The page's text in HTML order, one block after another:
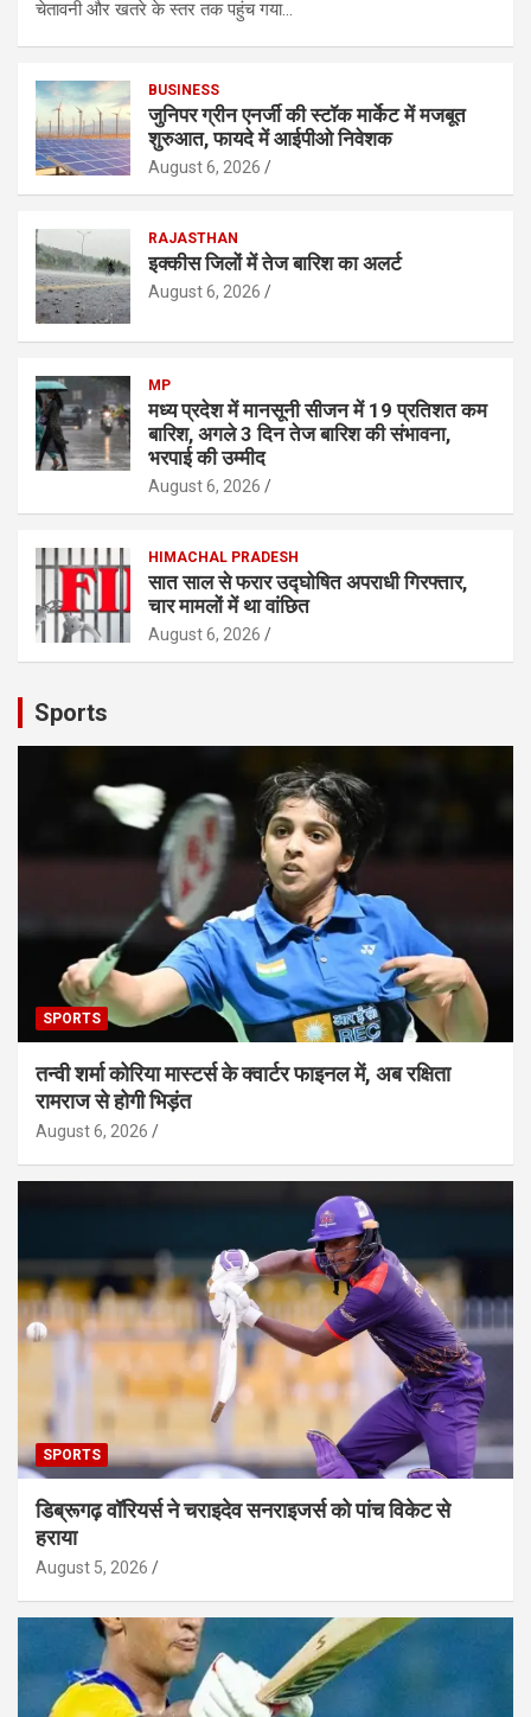
चेतावनी और खतरे के स्तर तक पहुंच गया…
BUSINESS
जुनिपर ग्रीन एनर्जी की स्टॉक मार्केट में मजबूत
शुरुआत, फायदे में आईपीओ निवेशक
August 6, 2026
RAJASTHAN
इक्कीस जिलों में तेज बारिश का अलर्ट
August 6, 2026
MP
मध्य प्रदेश में मानसूनी सीजन में 19 प्रतिशत कम
बारिश, अगले 3 दिन तेज बारिश की संभावना,
भरपाई की उम्मीद
August 6, 2026
HIMACHAL PRADESH
सात साल से फरार उद्घोषित अपराधी गिरफ्तार,
चार मामलों में था वांछित
August 6, 2026
Sports
SPORTS
तन्वी शर्मा कोरिया मास्टर्स के क्वार्टर फाइनल में, अब रक्षिता
रामराज से होगी भिड़ंत
August 6, 2026
SPORTS
डिब्रूगढ़ वॉरियर्स ने चराइदेव सनराइजर्स को पांच विकेट से
हराया
August 5, 2026